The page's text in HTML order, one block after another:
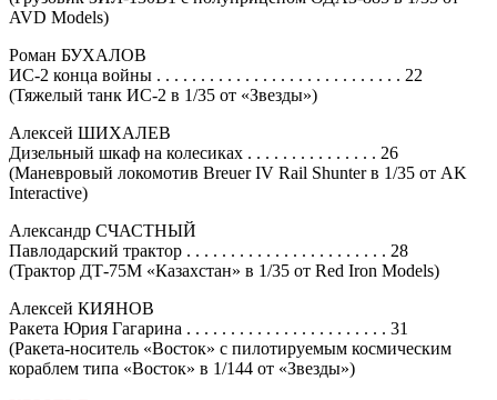
AVD Models)
Роман БУХАЛОВ
ИС-2 конца войны . . . . . . . . . . . . . . . . . . . . . . . . . . . . 22
(Тяжелый танк ИС-2 в 1/35 от «Звезды»)
Алексей ШИХАЛЕВ
Дизельный шкаф на колесиках . . . . . . . . . . . . . . . 26
(Маневровый локомотив Breuer IV Rail Shunter в 1/35 от AK
Interactive)
Александр СЧАСТНЫЙ
Павлодарский трактор . . . . . . . . . . . . . . . . . . . . . . . 28
(Трактор ДТ-75М «Казахстан» в 1/35 от Red Iron Models)
Алексей КИЯНОВ
Ракета Юрия Гагарина . . . . . . . . . . . . . . . . . . . . . . . 31
(Ракета-носитель «Восток» с пилотируемым космическим
кораблем типа «Восток» в 1/144 от «Звезды»)